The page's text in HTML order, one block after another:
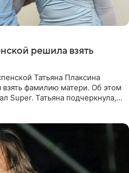
решила взять
Татьяна Плаксина
взять фамилию матери. Об этом
Super. Татьяна подчеркнула,